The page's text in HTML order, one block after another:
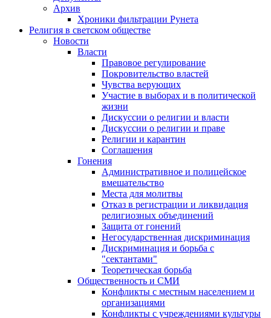
Архив
Хроники фильтрации Рунета
Религия в светском обществе
Новости
Власти
Правовое регулирование
Покровительство властей
Чувства верующих
Участие в выборах и в политической
жизни
Дискуссии о религии и власти
Дискуссии о религии и праве
Религии и карантин
Соглашения
Гонения
Административное и полицейское
вмешательство
Места для молитвы
Отказ в регистрации и ликвидация
религиозных объединений
Защита от гонений
Негосударственная дискриминация
Дискриминация и борьба с
"сектантами"
Теоретическая борьба
Общественность и СМИ
Конфликты с местным населением и
организациями
Конфликты с учреждениями культуры